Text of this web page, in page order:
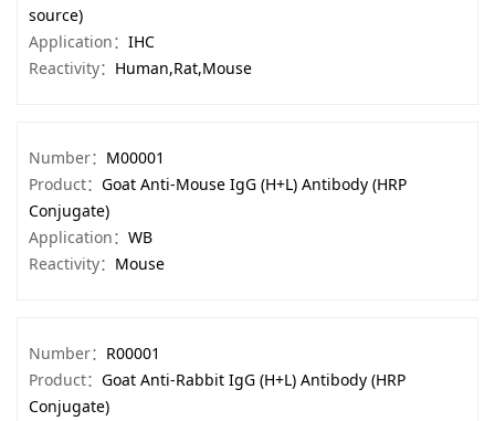
source)
Application： IHC
Reactivity： Human,Rat,Mouse
Number： M00001
Product： Goat Anti-Mouse IgG (H+L) Antibody (HRP
Conjugate)
Application： WB
Reactivity： Mouse
Number： R00001
Product： Goat Anti-Rabbit IgG (H+L) Antibody (HRP
Conjugate)